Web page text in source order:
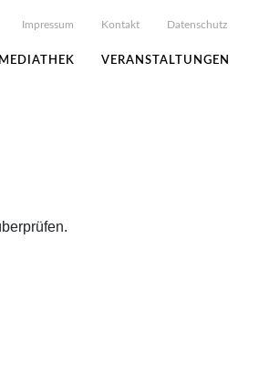
Impressum Kontakt Datenschutz
MEDIATHEK VERANSTALTUNGEN